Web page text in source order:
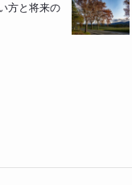
方と将来の